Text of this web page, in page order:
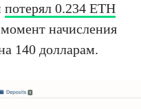
потерял 0.234 ETH
начисления
140 долларам.